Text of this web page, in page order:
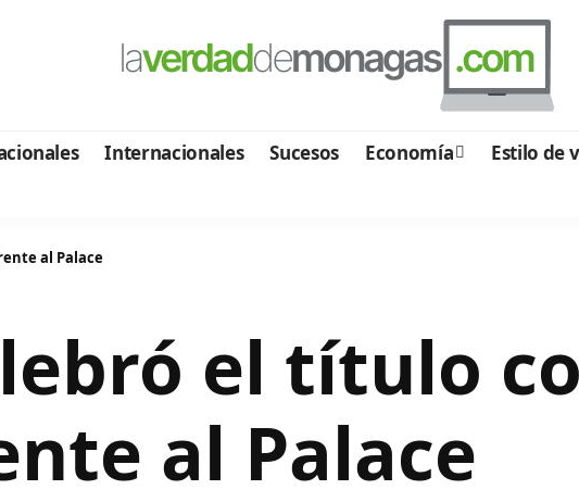
Internacionales Sucesos Economía Estilo de
al Palace
el título
al Palace